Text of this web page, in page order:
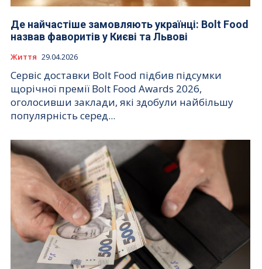
Де найчастіше замовляють українці: Bolt Food
назвав фаворитів у Києві та Львові
Життя 29.04.2026
Сервіс доставки Bolt Food підбив підсумки
щорічної премії Bolt Food Awards 2026,
оголосивши заклади, які здобули найбільшу
популярність серед...